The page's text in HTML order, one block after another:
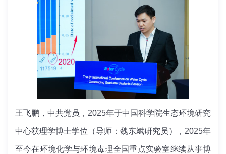
王飞鹏，中共党员，2025年于中国科学院生态环境研究
中心获理学博士学位（导师：魏东斌研究员），2025年
至今在环境化学与环境毒理全国重点实验室继续从事博